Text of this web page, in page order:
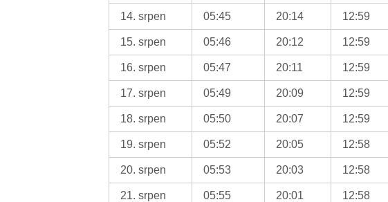
14. srpen 05:45 20:14 12:59
15. srpen 05:46 20:12 12:59
16. srpen 05:47 20:11 12:59
17. srpen 05:49 20:09 12:59
18. srpen 05:50 20:07 12:59
19. srpen 05:52 20:05 12:58
20. srpen 05:53 20:03 12:58
21. srpen 05:55 20:01 12:58